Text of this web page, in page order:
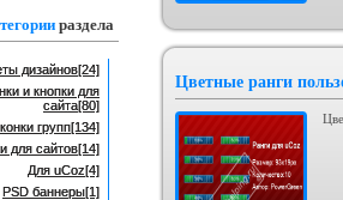
Цветные ранги
раздела
дизайнов[24]
и кнопки для
сайта[80]
групп[134]
для сайтов[14]
Для uCoz[4]
PSD баннеры[1]